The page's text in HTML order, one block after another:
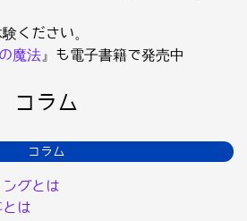
ください。
魔法』も電子書籍で発売中
コラム
コラム
グとは
は